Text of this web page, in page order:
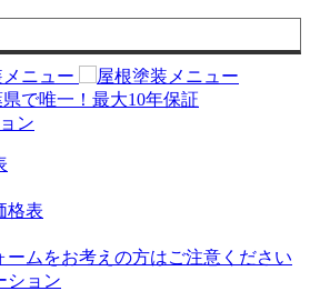
格表
ームをお考えの方はご注意ください
ション